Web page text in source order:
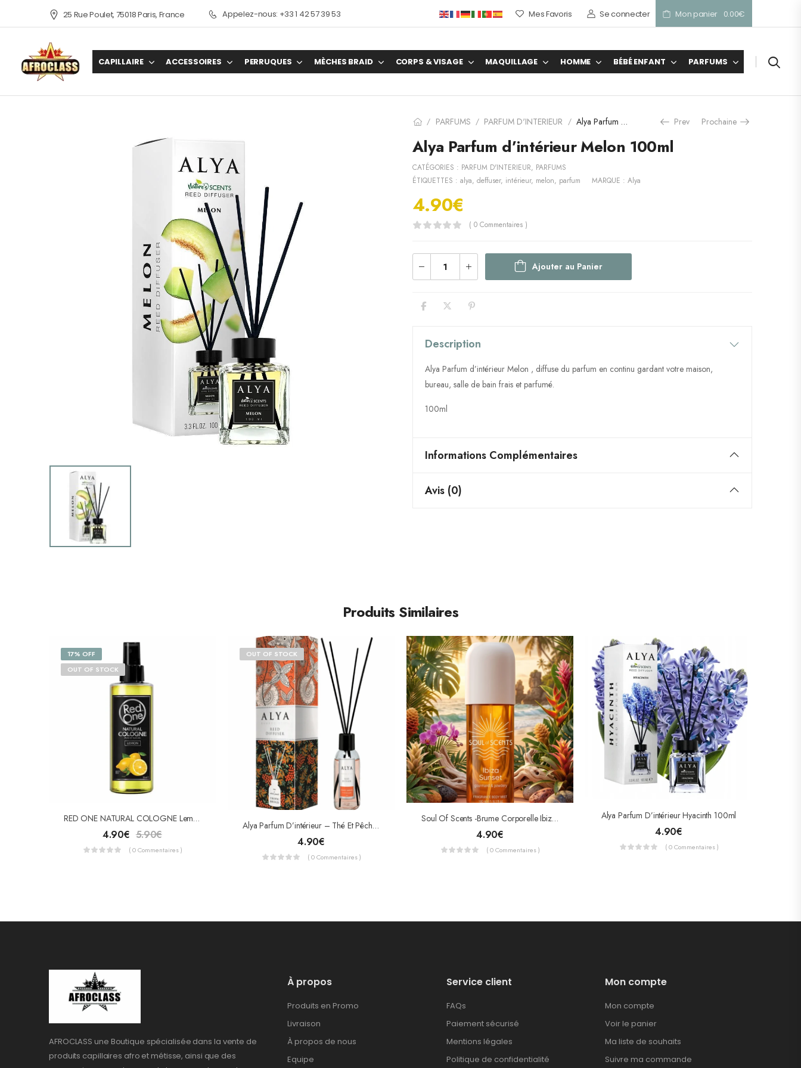
25 Rue Poulet, 75018 Paris, France Appelez-nous: +33 1 42 57 39 53 Mes Favoris Se connecter Mon panier 0.00€
CAPILLAIRE ACCESSOIRES PERRUQUES MÈCHES BRAID CORPS & VISAGE MAQUILLAGE HOMME BÉBÉ ENFANT PARFUMS
/ PARFUMS / PARFUM D'INTERIEUR / Alya Parfum d’intérieur Melon 100ml Prev Prochaine
Alya Parfum d’intérieur Melon 100ml
CATÉGORIES : PARFUM D'INTERIEUR, PARFUMS
ÉTIQUETTES : alya, deffuser, intérieur, melon, parfum MARQUE : Alya
4.90€
( 0 Commentaires )
Ajouter au Panier
Description
Alya Parfum d’intérieur Melon , diffuse du parfum en continu gardant votre maison,
bureau, salle de bain frais et parfumé.
100ml
Informations Complémentaires
Avis (0)
Produits Similaires
17% OFF
OUT OF STOCK
RED ONE NATURAL COLOGNE Lemon 150ml
4.90€ 5.90€
( 0 Commentaires )
OUT OF STOCK
Alya Parfum D’intérieur – Thé Et Pêche Blanche – Tropic Breeze 100ml
4.90€
( 0 Commentaires )
Soul Of Scents -Brume Corporelle Ibiza Sunset 180ml
4.90€
( 0 Commentaires )
Alya Parfum D’intérieur Hyacinth 100ml
4.90€
( 0 Commentaires )
AFROCLASS une Boutique spécialisée dans la vente de
produits capillaires afro et métisse, ainsi que des
À propos
Produits en Promo
Livraison
À propos de nous
Equipe
Service client
FAQs
Paiement sécurisé
Mentions légales
Politique de confidentialité
Mon compte
Mon compte
Voir le panier
Ma liste de souhaits
Suivre ma commande